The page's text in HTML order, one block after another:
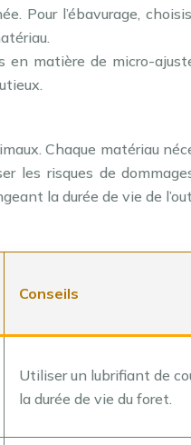
Pour l’ébavurage,
en matière de micro-
Chaque matériau
les risques de
la durée de vie de
Conseils
Utiliser un lubrifiant de
la durée de vie du foret.